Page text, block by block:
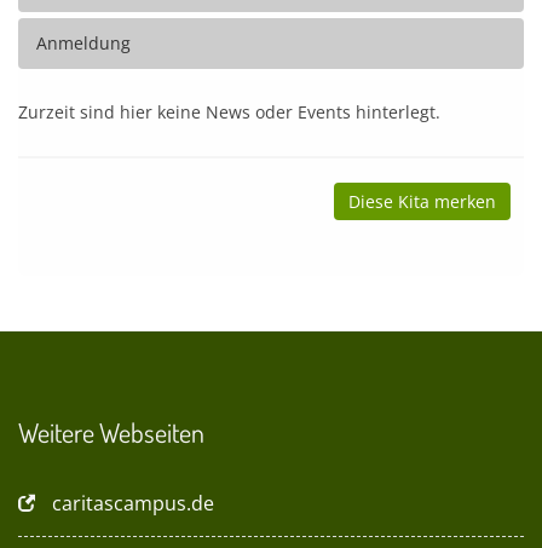
Anmeldung
Zurzeit sind hier keine News oder Events hinterlegt.
Diese Kita merken
Weitere Webseiten
caritascampus.de